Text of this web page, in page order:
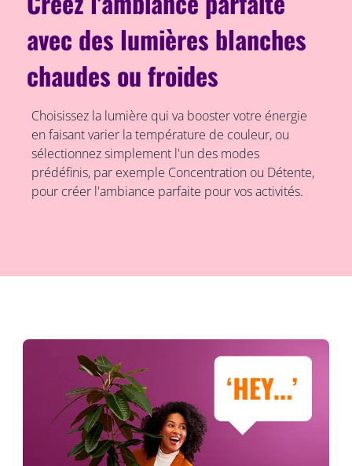
avec des lumières blanches
chaudes ou froides
Choisissez la lumière qui va booster votre énergie
en faisant varier la température de couleur, ou
sélectionnez simplement l'un des modes
prédéfinis, par exemple Concentration ou Détente,
pour créer l'ambiance parfaite pour vos activités.